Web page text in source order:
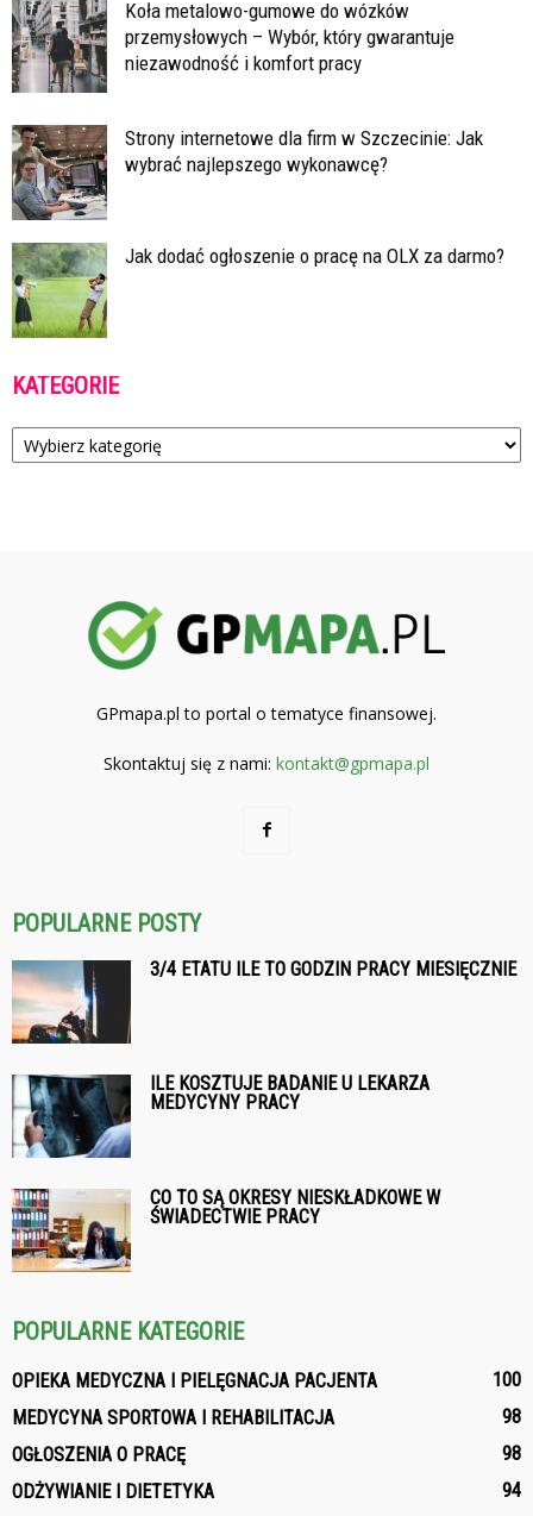
Koła metalowo-gumowe do wózków
przemysłowych – Wybór, który gwarantuje
niezawodność i komfort pracy
Strony internetowe dla firm w Szczecinie: Jak
wybrać najlepszego wykonawcę?
Jak dodać ogłoszenie o pracę na OLX za darmo?
KATEGORIE
Kategorie
GPmapa.pl to portal o tematyce finansowej.
Skontaktuj się z nami: kontakt@gpmapa.pl
POPULARNE POSTY
3/4 ETATU ILE TO GODZIN PRACY MIESIĘCZNIE
ILE KOSZTUJE BADANIE U LEKARZA
MEDYCYNY PRACY
CO TO SĄ OKRESY NIESKŁADKOWE W
ŚWIADECTWIE PRACY
POPULARNE KATEGORIE
OPIEKA MEDYCZNA I PIELĘGNACJA PACJENTA
100
MEDYCYNA SPORTOWA I REHABILITACJA
98
OGŁOSZENIA O PRACĘ
98
ODŻYWIANIE I DIETETYKA
94